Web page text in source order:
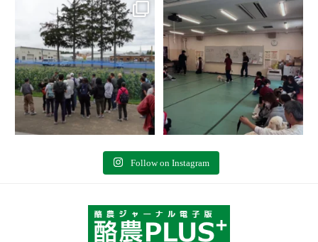
＼農場見学講座を開催しました！
／...
103 0
「後期募集開始！」
6月27日(土)に、全5回に渡る犬のし
つけ教室(前期)が終了いたしまし
た。...
78 0
Follow on Instagram